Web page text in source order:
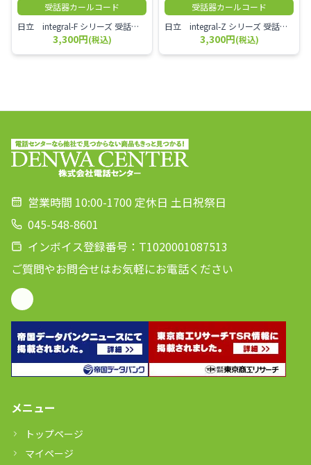
受話器カールコード
日立 integral-F シリーズ 受話器＋カールコード セット（白）／本商品は中古品となります。 写真では分かりにくいキズ・汚れなどの使用感があります。 経年変化で日焼けの色味が強くなる場合がございます。 予めご理解・ご了承頂きますようお願いいたします。
3,300円(税込)
受話器カールコード
日立 integral-Z シリーズ 受話器＋カールコード セット（白）／本商品は中古品となります。 写真では分かりにくいキズ・汚れなどの使用感があります。 経年変化で日焼けの色味が強くなる場合がございます。 予めご理解・ご了承頂きますようお願いいたします。
3,300円(税込)
営業時間 10:00-1700 定休日 土日祝祭日
045-548-8601
インボイス登録番号：T1020001087513
ご質問やお問合せはお気軽にお電話ください
メニュー
トップページ
マイページ